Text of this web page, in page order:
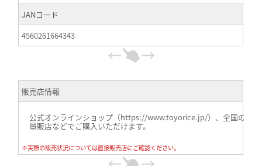
JANコード
4560261664343
販売店情報
公式オンラインショップ（https://www.toyorice.jp/）、全国の
量販店などでご購入いただけます。
※実際の販売状況については直接販売店にご確認ください。